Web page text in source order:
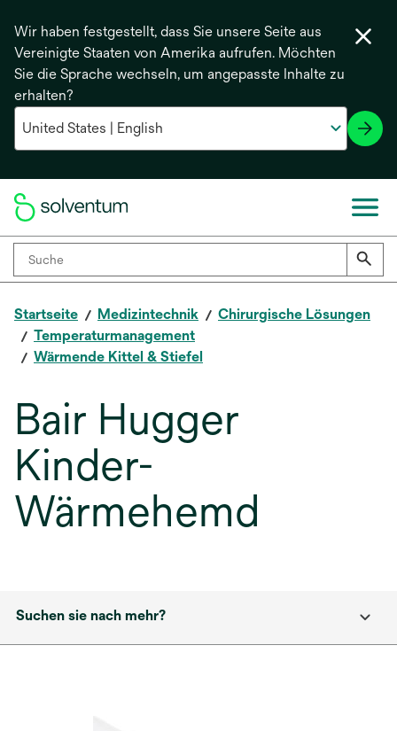
Wir haben festgestellt, dass Sie unsere Seite aus
Vereinigte Staaten von Amerika aufrufen. Möchten
Sie die Sprache wechseln, um angepasste Inhalte zu
erhalten?
Startseite Medizintechnik
Chirurgische Lösungen
Temperaturmanagement
Wärmende Kittel & Stiefel
Bair Hugger
Kinder-
Wärmehemd
Suchen sie nach mehr?